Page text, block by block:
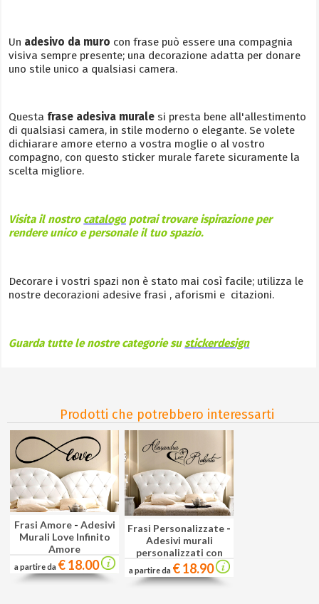
Un adesivo da muro con frase può essere una compagnia
visiva sempre presente; una decorazione adatta per donare
uno stile unico a qualsiasi camera.
Questa frase adesiva murale si presta bene all'allestimento
di qualsiasi camera, in stile moderno o elegante. Se volete
dichiarare amore eterno a vostra moglie o al vostro
compagno, con questo sticker murale farete sicuramente la
scelta migliore.
Visita il nostro catalogo potrai trovare ispirazione per
rendere unico e personale il tuo spazio.
Decorare i vostri spazi non è stato mai così facile; utilizza le
nostre decorazioni adesive frasi , aforismi e citazioni.
Guarda tutte le nostre categorie sustickerdesign
Prodotti che potrebbero interessarti
Frasi Amore - Adesivi
Murali Love Infinito
Amore
a partire da € 18.00
Frasi Personalizzate -
Adesivi murali
personalizzati con
nomi C
a partire da € 18.90